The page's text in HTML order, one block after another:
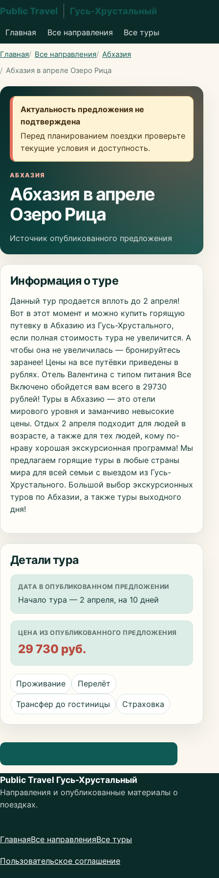
Public Travel Гусь-Хрустальный
Главная Все направления Все туры
Главная Все направления
Абхазия
Абхазия в апреле Озеро Рица
Актуальность предложения не
подтверждена
Перед планированием поездки проверьте
текущие условия и доступность.
АБХАЗИЯ
Абхазия в апреле
Озеро Рица
Источник опубликованного предложения
Информация о туре
Данный тур продается вплоть до 2 апреля!
Вот в этот момент и можно купить горящую
путевку в Абхазию из Гусь-Хрустального,
если полная стоимость тура не увеличится. А
чтобы она не увеличилась — бронируйтесь
заранее! Цены на все путёвки приведены в
рублях. Отель Валентина с типом питания Все
Включено обойдется вам всего в 29730
рублей! Туры в Абхазию — это отели
мирового уровня и заманчиво невысокие
цены. Отдых 2 апреля подходит для людей в
возрасте, а также для тех людей, кому по-
нраву хорошая экскурсионная программа! Мы
предлагаем горящие туры в любые страны
мира для всей семьи с выездом из Гусь-
Хрустального. Большой выбор экскурсионных
туров по Абхазии, а также туры выходного
дня!
Детали тура
ДАТА В ОПУБЛИКОВАННОМ ПРЕДЛОЖЕНИИ
Начало тура — 2 апреля, на 10 дней
ЦЕНА ИЗ ОПУБЛИКОВАННОГО ПРЕДЛОЖЕНИЯ
29 730 руб.
Проживание Перелёт
Трансфер до гостиницы Страховка
Public Travel Гусь-Хрустальный
Направления и опубликованные материалы о
поездках.
ГлавнаяВсе направленияВсе туры
Пользовательское соглашение